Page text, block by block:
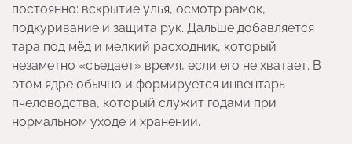
постоянно: вскрытие улья, осмотр рамок,
подкуривание и защита рук. Дальше добавляется
тара под мёд и мелкий расходник, который
незаметно «съедает» время, если его не хватает. В
этом ядре обычно и формируется инвентарь
пчеловодства, который служит годами при
нормальном уходе и хранении.